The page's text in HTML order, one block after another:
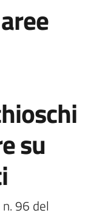
su
96 del